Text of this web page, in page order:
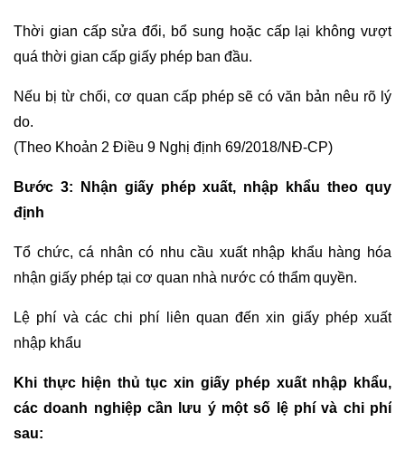
Thời gian cấp sửa đổi, bổ sung hoặc cấp lại không vượt
quá thời gian cấp giấy phép ban đầu.
Nếu bị từ chối, cơ quan cấp phép sẽ có văn bản nêu rõ lý
do.
(Theo Khoản 2 Điều 9 Nghị định 69/2018/NĐ-CP)
Bước 3: Nhận giấy phép xuất, nhập khẩu theo quy
định
Tổ chức, cá nhân có nhu cầu xuất nhập khẩu hàng hóa
nhận giấy phép tại cơ quan nhà nước có thẩm quyền.
Lệ phí và các chi phí liên quan đến xin giấy phép xuất
nhập khẩu
Khi thực hiện thủ tục xin giấy phép xuất nhập khẩu,
các doanh nghiệp cần lưu ý một số lệ phí và chi phí
sau: